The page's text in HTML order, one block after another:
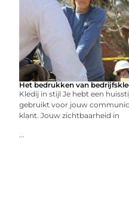
Het bedrukken van
Kledij in stijl Je hebt een
gebruikt voor jouw
klant. Jouw zichtbaarheid in
...